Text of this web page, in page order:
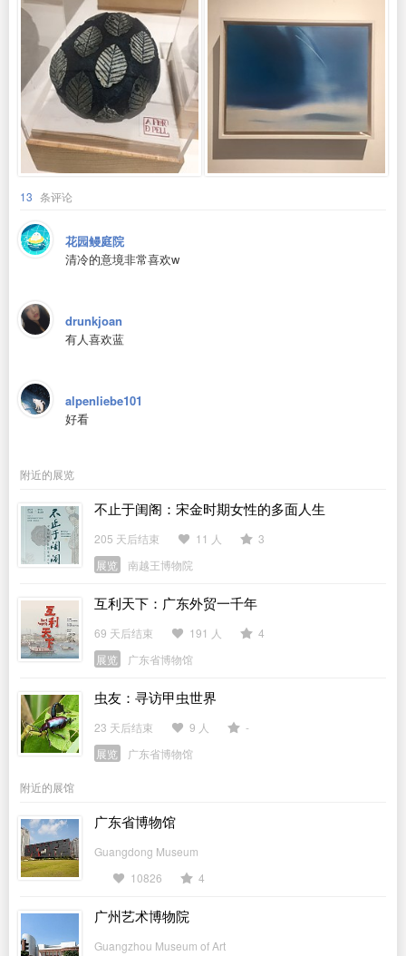
13 条评论
花园鳗庭院
清冷的意境非常喜欢w
drunkjoan
有人喜欢蓝
alpenliebe101
好看
附近的展览
不止于闺阁：宋金时期女性的多面人生
205 天后结束 11 人
3
展览
南越王博物院
互利天下：广东外贸一千年
69 天后结束 191 人
4
展览
广东省博物馆
虫友：寻访甲虫世界
23 天后结束 9 人
-
展览
广东省博物馆
附近的展馆
广东省博物馆
Guangdong Museum
10826
4
广州艺术博物院
Guangzhou Museum of Art